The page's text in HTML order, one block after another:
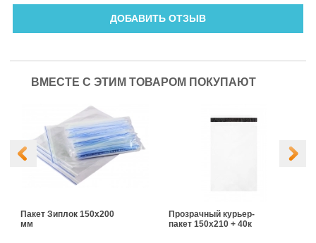
ДОБАВИТЬ ОТЗЫВ
ВМЕСТЕ С ЭТИМ ТОВАРОМ ПОКУПАЮТ
Пакет Зиплок 150х200
мм
Прозрачный курьер-
пакет 150х210 + 40к